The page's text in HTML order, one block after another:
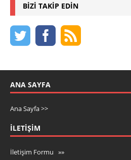
BIZI TAKIP EDIN
ANA SAYFA
Ana Sayfa >>
İLETIŞIM
İletişim Formu »»